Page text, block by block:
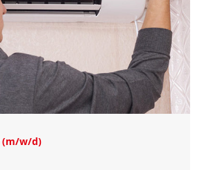
(m/w/d)